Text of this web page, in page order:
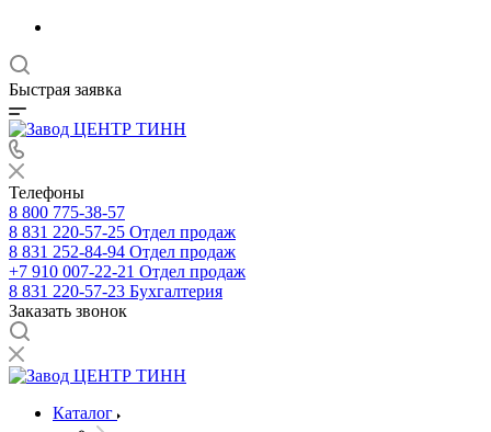
Быстрая заявка
Телефоны
8 800 775-38-57
8 831 220-57-25 Отдел продаж
8 831 252-84-94 Отдел продаж
+7 910 007-22-21 Отдел продаж
8 831 220-57-23 Бухгалтерия
Заказать звонок
Каталог